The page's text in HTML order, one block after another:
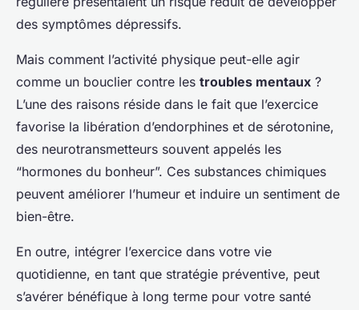
des symptômes dépressifs.
Mais comment l’activité physique peut-elle agir
comme un bouclier contre les troubles mentaux ?
L’une des raisons réside dans le fait que l’exercice
favorise la libération d’endorphines et de sérotonine,
des neurotransmetteurs souvent appelés les
“hormones du bonheur”. Ces substances chimiques
peuvent améliorer l’humeur et induire un sentiment de
bien-être.
En outre, intégrer l’exercice dans votre vie
quotidienne, en tant que stratégie préventive, peut
s’avérer bénéfique à long terme pour votre santé